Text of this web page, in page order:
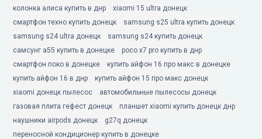
колонка алиса купить в днр
xiaomi 15 ultra донецк
смартфон техно купить донецк
samsung s25 ultra купить донецк
samsung s24 ultra донецк
samsung s24 купить донецк
самсунг а55 купить в донецке
poco x7 pro купить в днр
смартфон поко в донецке
купить айфон 16 про макс в донецке
купить айфон 16 в днр
купить айфон 15 про макс донецк
xiaomi донецк пылесос
автомобильные пылесосы донецк
газовая плита гефест донецк
планшет xiaomi купить донецк днр
наушники airpods донецк
g27q донецк
переносной кондиционер купить в донецке